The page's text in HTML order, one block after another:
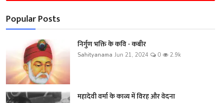
Popular Posts
निर्गुण भक्ति के कवि - कबीर
Sahityanama Jun 21, 2024 0 2.9k
महादेवी वर्मा के काव्य में विरह और वेदना